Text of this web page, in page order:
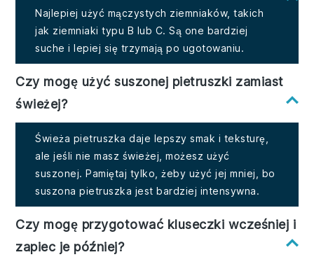
Najlepiej użyć mączystych ziemniaków, takich
jak ziemniaki typu B lub C. Są one bardziej
suche i lepiej się trzymają po ugotowaniu.
Czy mogę użyć suszonej pietruszki zamiast
świeżej?
Świeża pietruszka daje lepszy smak i teksturę,
ale jeśli nie masz świeżej, możesz użyć
suszonej. Pamiętaj tylko, żeby użyć jej mniej, bo
suszona pietruszka jest bardziej intensywna.
Czy mogę przygotować kluseczki wcześniej i
zapiec je później?